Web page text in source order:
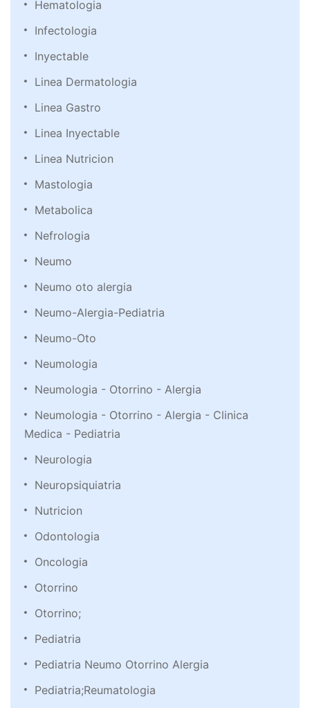
Hematologia
Infectologia
Inyectable
Linea Dermatologia
Linea Gastro
Linea Inyectable
Linea Nutricion
Mastologia
Metabolica
Nefrologia
Neumo
Neumo oto alergia
Neumo-Alergia-Pediatria
Neumo-Oto
Neumologia
Neumologia - Otorrino - Alergia
Neumologia - Otorrino - Alergia - Clinica
Medica - Pediatria
Neurologia
Neuropsiquiatria
Nutricion
Odontologia
Oncologia
Otorrino
Otorrino;
Pediatria
Pediatria Neumo Otorrino Alergia
Pediatria;Reumatologia